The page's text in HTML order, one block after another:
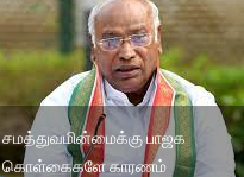
சமத்துவமின்மைக்கு பாஜக
கொள்கைகளே காரணம்